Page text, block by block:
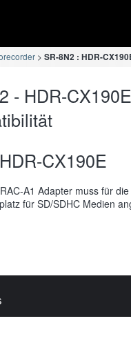
SR-8N2 : HDR-
- HDR-
HDR-CX190E
A1 Adapter muss für
für SD/SDHC Medien